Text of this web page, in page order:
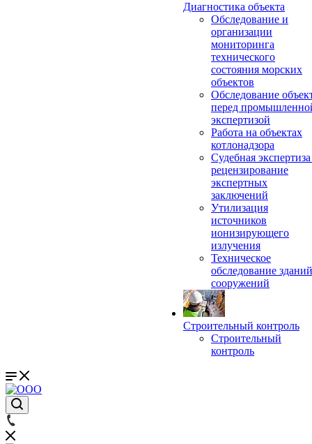
Диагностика объекта
Обследование и
организации
мониторинга
технического
состояния морских
объектов
Обследование
перед
экспертизой
Работа на объектах
котлонадзора
Судебная
рецензирование
экспертных
заключений
Утилизация
источников
ионизирующего
излучения
Техническое
обследование
сооружений
Строительный контроль
Строительный
контроль